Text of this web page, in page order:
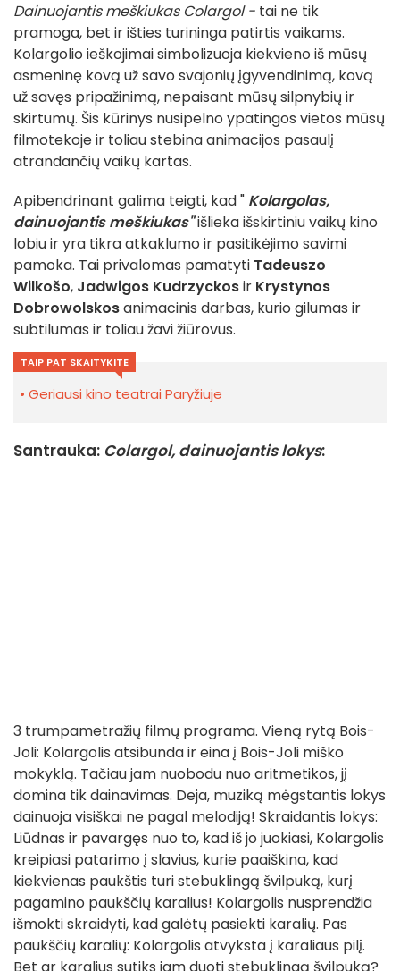
Dainuojantis meškiukas Colargol - tai ne tik
pramoga, bet ir išties turininga patirtis vaikams.
Kolargolio ieškojimai simbolizuoja kiekvieno iš mūsų
asmeninę kovą už savo svajonių įgyvendinimą, kovą
už savęs pripažinimą, nepaisant mūsų silpnybių ir
skirtumų. Šis kūrinys nusipelno ypatingos vietos mūsų
filmotekoje ir toliau stebina animacijos pasaulį
atrandančių vaikų kartas.
Apibendrinant galima teigti, kad " Kolargolas,
dainuojantis meškiukas"išlieka išskirtiniu vaikų kino
lobiu ir yra tikra atkaklumo ir pasitikėjimo savimi
pamoka. Tai privalomas pamatyti Tadeuszo
Wilkošo, Jadwigos Kudrzyckosir Krystynos
Dobrowolskosanimacinis darbas, kurio gilumas ir
subtilumas ir toliau žavi žiūrovus.
TAIP PAT SKAITYKITE
Geriausi kino teatrai Paryžiuje
Santrauka: Colargol, dainuojantis lokys:
3 trumpametražių filmų programa. Vieną rytą Bois-
Joli: Kolargolis atsibunda ir eina į Bois-Joli miško
mokyklą. Tačiau jam nuobodu nuo aritmetikos, jį
domina tik dainavimas. Deja, muziką mėgstantis lokys
dainuoja visiškai ne pagal melodiją! Skraidantis lokys:
Liūdnas ir pavargęs nuo to, kad iš jo juokiasi, Kolargolis
kreipiasi patarimo į slavius, kurie paaiškina, kad
kiekvienas paukštis turi stebuklingą švilpuką, kurį
pagamino paukščių karalius! Kolargolis nusprendžia
išmokti skraidyti, kad galėtų pasiekti karalių. Pas
paukščių karalių: Kolargolis atvyksta į karaliaus pilį.